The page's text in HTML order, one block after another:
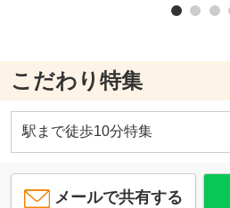
こだわり特集
駅まで徒歩10分特集
メールで共有する